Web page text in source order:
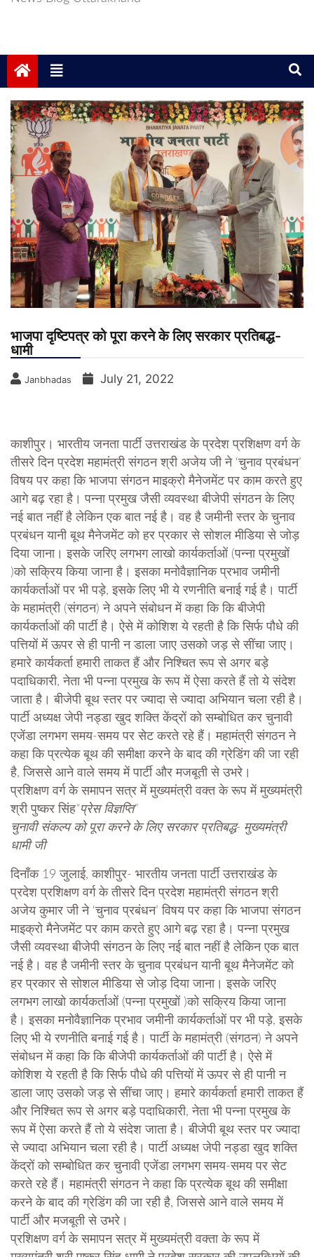
भाजपा दृष्टिपत्र को पूरा करने के लिए सरकार प्रतिबद्ध-
धामी
Janbhadas July 21, 2022
काशीपुर। भारतीय जनता पार्टी उत्तराखंड के प्रदेश प्रशिक्षण वर्ग के
तीसरे दिन प्रदेश महामंत्री संगठन श्री अजेय जी ने ‘चुनाव प्रबंधन’
विषय पर कहा कि भाजपा संगठन माइक्रो मैनेजमेंट पर काम करते हुए
आगे बढ़ रहा है। पन्ना प्रमुख जैसी व्यवस्था बीजेपी संगठन के लिए
नई बात नहीं है लेकिन एक बात नई है। वह है जमीनी स्तर के चुनाव
प्रबंधन यानी बूथ मैनेजमेंट को हर प्रकार से सोशल मीडिया से जोड़
दिया जाना। इसके जरिए लगभग लाखो कार्यकर्ताओं (पन्ना प्रमुखों
)को सक्रिय किया जाना है। इसका मनोवैज्ञानिक प्रभाव जमीनी
कार्यकर्ताओं पर भी पड़े, इसके लिए भी ये रणनीति बनाई गई है। पार्टी
के महामंत्री (संगठन) ने अपने संबोधन में कहा कि कि बीजेपी
कार्यकर्ताओं की पार्टी है। ऐसे में कोशिश ये रहती है कि सिर्फ पौधे की
पत्तियों में ऊपर से ही पानी न डाला जाए उसको जड़ से सींचा जाए।
हमारे कार्यकर्ता हमारी ताकत हैं और निश्चित रूप से अगर बड़े
पदाधिकारी, नेता भी पन्ना प्रमुख के रूप में ऐसा करते हैं तो ये संदेश
जाता है। बीजेपी बूथ स्तर पर ज्यादा से ज्यादा अभियान चला रही है।
पार्टी अध्यक्ष जेपी नड्डा खुद शक्ति केंद्रों को सम्बोधित कर चुनावी
एजेंडा लगभग समय-समय पर सेट करते रहे हैं। महामंत्री संगठन ने
कहा कि प्रत्येक बूथ की समीक्षा करने के बाद की ग्रेडिंग की जा रही
है, जिससे आने वाले समय में पार्टी और मजबूती से उभरे।
प्रशिक्षण वर्ग के समापन सत्र में मुख्यमंत्री वक्त के रूप में मुख्यमंत्री
श्री पुष्कर सिंह“प्रेस विज्ञप्ति”
चुनावी संकल्प को पूरा करने के लिए सरकार प्रतिबद्ध- मुख्यमंत्री
धामी जी
दिनाँक 19 जुलाई, काशीपुर- भारतीय जनता पार्टी उत्तराखंड के
प्रदेश प्रशिक्षण वर्ग के तीसरे दिन प्रदेश महामंत्री संगठन श्री
अजेय कुमार जी ने ‘चुनाव प्रबंधन’ विषय पर कहा कि भाजपा संगठन
माइक्रो मैनेजमेंट पर काम करते हुए आगे बढ़ रहा है। पन्ना प्रमुख
जैसी व्यवस्था बीजेपी संगठन के लिए नई बात नहीं है लेकिन एक बात
नई है। वह है जमीनी स्तर के चुनाव प्रबंधन यानी बूथ मैनेजमेंट को
हर प्रकार से सोशल मीडिया से जोड़ दिया जाना। इसके जरिए
लगभग लाखो कार्यकर्ताओं (पन्ना प्रमुखों )को सक्रिय किया जाना
है। इसका मनोवैज्ञानिक प्रभाव जमीनी कार्यकर्ताओं पर भी पड़े, इसके
लिए भी ये रणनीति बनाई गई है। पार्टी के महामंत्री (संगठन) ने अपने
संबोधन में कहा कि कि बीजेपी कार्यकर्ताओं की पार्टी है। ऐसे में
कोशिश ये रहती है कि सिर्फ पौधे की पत्तियों में ऊपर से ही पानी न
डाला जाए उसको जड़ से सींचा जाए। हमारे कार्यकर्ता हमारी ताकत हैं
और निश्चित रूप से अगर बड़े पदाधिकारी, नेता भी पन्ना प्रमुख के
रूप में ऐसा करते हैं तो ये संदेश जाता है। बीजेपी बूथ स्तर पर ज्यादा
से ज्यादा अभियान चला रही है। पार्टी अध्यक्ष जेपी नड्डा खुद शक्ति
केंद्रों को सम्बोधित कर चुनावी एजेंडा लगभग समय-समय पर सेट
करते रहे हैं। महामंत्री संगठन ने कहा कि प्रत्येक बूथ की समीक्षा
करने के बाद की ग्रेडिंग की जा रही है, जिससे आने वाले समय में
पार्टी और मजबूती से उभरे।
प्रशिक्षण वर्ग के समापन सत्र में मुख्यमंत्री वक्ता के रूप में